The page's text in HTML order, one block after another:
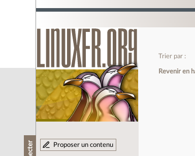
Proposer un contenu
Trier par :
Revenir en